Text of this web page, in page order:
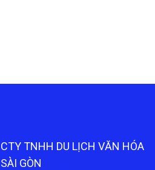
CTY TNHH DU LỊCH VĂN HÓA
SÀI GÒN